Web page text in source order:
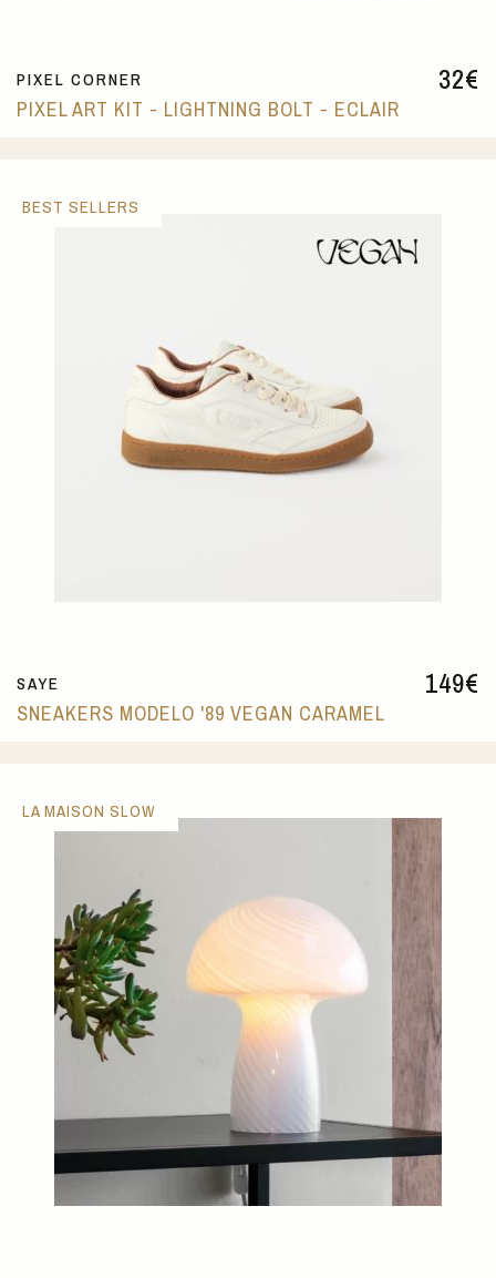
32€
PIXEL CORNER
PIXEL ART KIT - LIGHTNING BOLT - ECLAIR
149€
SAYE
SNEAKERS MODELO '89 VEGAN CARAMEL
BEST SELLERS
LA MAISON SLOW